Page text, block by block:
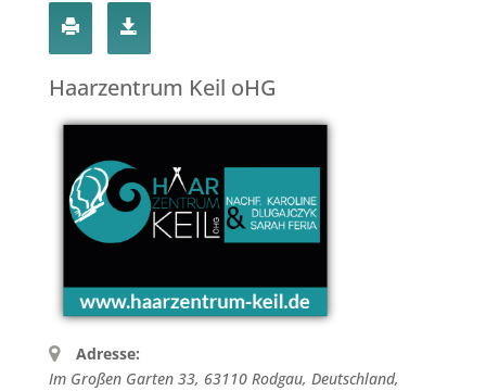
Haarzentrum Keil oHG
Adresse:
Im Großen Garten 33, 63110 Rodgau, Deutschland,